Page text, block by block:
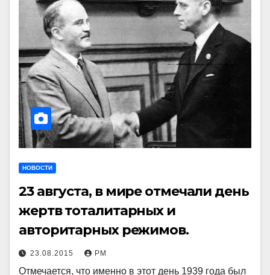
НОВОСТИ
23 августа, в мире отмечали день
жертв тоталитарных и
авторитарных режимов.
23.08.2015 РМ
Отмечается, что именно в этот день 1939 года был